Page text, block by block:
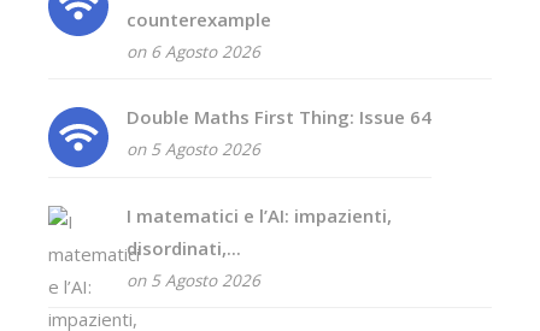
counterexample
on 6 Agosto 2026
Double Maths First Thing: Issue 64
on 5 Agosto 2026
I matematici e l’AI: impazienti,
disordinati,...
on 5 Agosto 2026